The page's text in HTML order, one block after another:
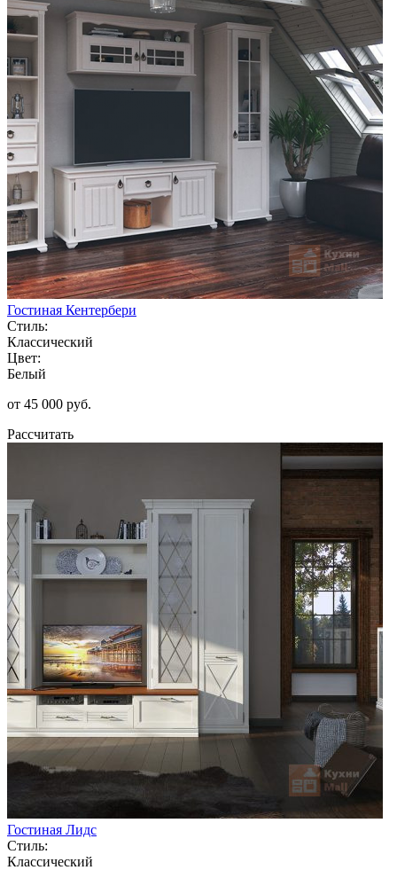
Гостиная Кентербери
Стиль:
Классический
Цвет:
Белый
от 45 000 руб.
Рассчитать
Гостиная Лидс
Стиль:
Классический